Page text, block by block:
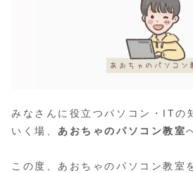
みなさんに役立つパソコン・ITの
いく場、 あおちゃのパソコン教室
この度、あおちゃのパソコン教室